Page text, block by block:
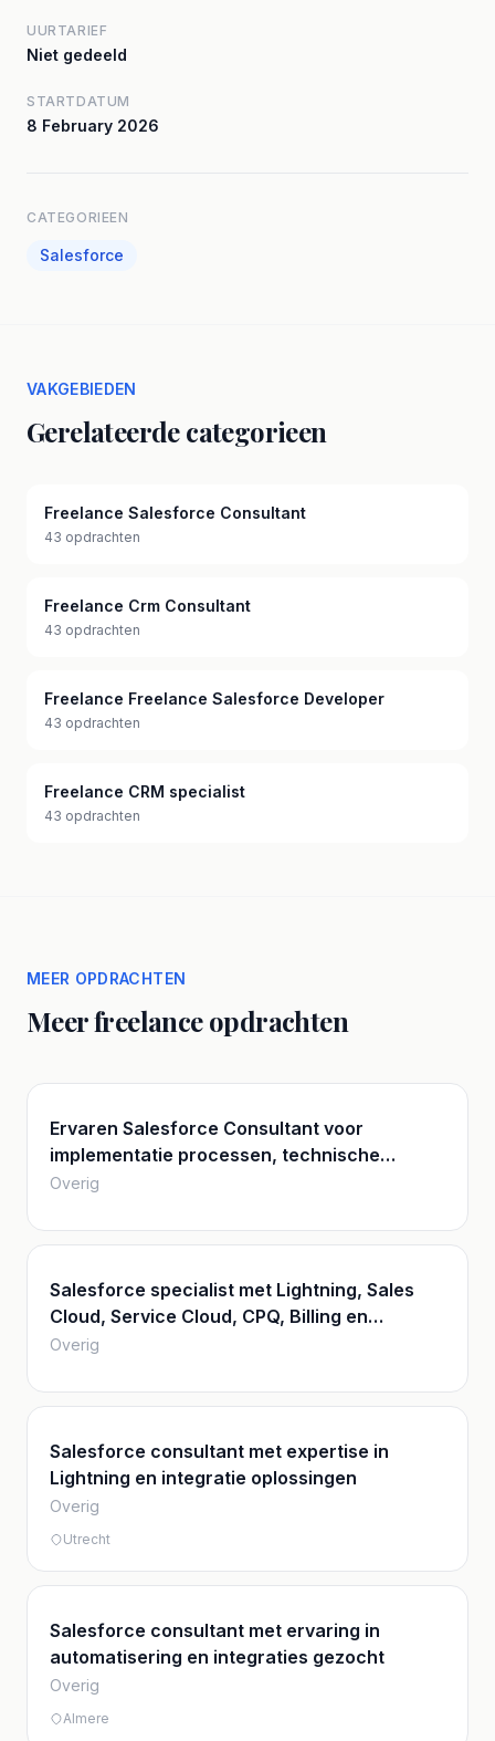
UURTARIEF
Niet gedeeld
STARTDATUM
8 February 2026
CATEGORIEEN
Salesforce
VAKGEBIEDEN
Gerelateerde categorieen
Freelance Salesforce Consultant
43 opdrachten
Freelance Crm Consultant
43 opdrachten
Freelance Freelance Salesforce Developer
43 opdrachten
Freelance CRM specialist
43 opdrachten
MEER OPDRACHTEN
Meer freelance opdrachten
Ervaren Salesforce Consultant voor
implementatie processen, technische
ontwerp, architectuur en interfaces
Overig
Salesforce specialist met Lightning, Sales
Cloud, Service Cloud, CPQ, Billing en
Experience Cloud ervaring
Overig
Salesforce consultant met expertise in
Lightning en integratie oplossingen
Overig
Utrecht
Salesforce consultant met ervaring in
automatisering en integraties gezocht
Overig
Almere